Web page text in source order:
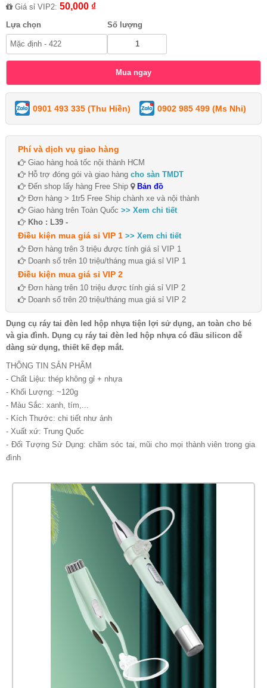
Giá sỉ VIP2: 50,000 ₫
Lựa chọn Số lượng
0901 493 335 (Thu Hiền) 0902 985 499 (Ms Nhi)
Phí và dịch vụ giao hàng
Giao hàng hoả tốc nội thành HCM
Hỗ trợ đóng gói và giao hàng cho sàn TMDT
Đến shop lấy hàng Free Ship
Bản đồ
Đơn hàng > 1tr5 Free Ship chành xe và nội thành
Giao hàng trên Toàn Quốc >> Xem chi tiết
Kho : L39 -
Điều kiện mua giá sỉ VIP 1 >> Xem chi tiết
Đơn hàng trên 3 triệu được tính giá sỉ VIP 1
Doanh số trên 10 triệu/tháng mua giá sỉ VIP 1
Điều kiện mua giá sỉ VIP 2
Đơn hàng trên 10 triệu được tính giá sỉ VIP 2
Doanh số trên 20 triệu/tháng mua giá sỉ VIP 2
Dụng cụ ráy tai đèn led hộp nhựa tiện lợi sử dụng, an toàn cho bé
và gia đình. Dụng cụ ráy tai đèn led hộp nhựa có đầu silicon dễ
dàng sử dụng, thiết kế đẹp mắt.
THÔNG TIN SẢN PHẨM
- Chất Liệu: thép không gỉ + nhựa
- Khối Lượng: ~120g
- Màu Sắc: xanh, tím,...
- Kích Thước: chi tiết như ảnh
- Xuất xứ: Trung Quốc
- Đối Tượng Sử Dụng: chăm sóc tai, mũi cho mọi thành viên trong gia
đình